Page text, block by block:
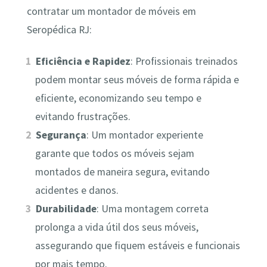
contratar um montador de móveis em
Seropédica RJ:
Eficiência e Rapidez: Profissionais treinados
podem montar seus móveis de forma rápida e
eficiente, economizando seu tempo e
evitando frustrações.
Segurança: Um montador experiente
garante que todos os móveis sejam
montados de maneira segura, evitando
acidentes e danos.
Durabilidade: Uma montagem correta
prolonga a vida útil dos seus móveis,
assegurando que fiquem estáveis e funcionais
por mais tempo.